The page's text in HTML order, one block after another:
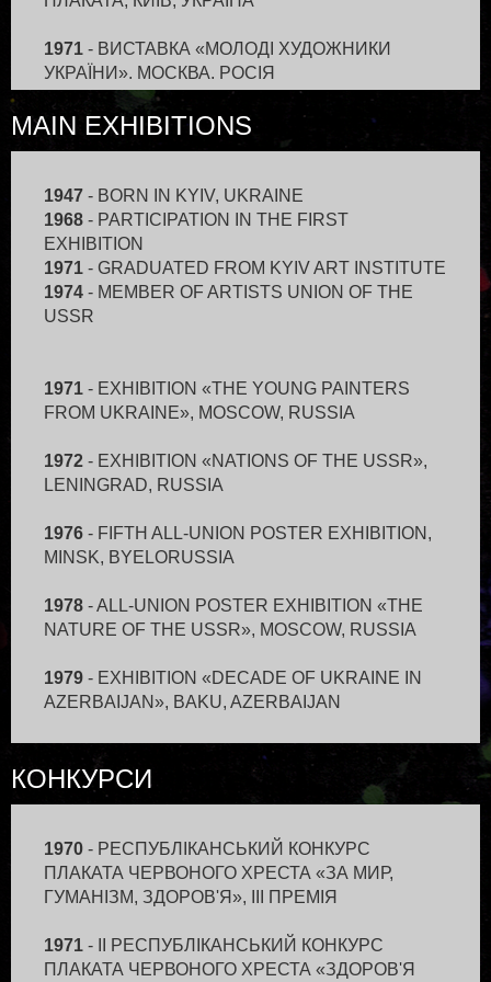
1971 - ВИСТАВКА «МОЛОДІ ХУДОЖНИКИ
УКРАЇНИ», МОСКВА, РОСІЯ
- РЕСПУБЛІКАНСЬКА ВИСТАВКА «10 РОКІВ
АГІТПЛАКАТА», КИЇВ, УКРАЇНА
РОБІТ, ЛЕНІНГРАД, РОСІЯ
- ВСЕСОЮЗНА ВИСТАВКА ДИПЛОМНИХ РОБІТ,
ЛЕНІНГРАД, РОСІЯ
- ВСЕСОЮЗНА ВИСТАВКА «НАРОДИ СРСР»,
ЛЕНІНГРАД, РОСІЯ
- РЕСПУБІКАНСЬКА ВИСТАВКА ХУДОЖНИКІВ
- ОБЛАСНА ВИСТАВКА ГРАФІКИ, КИЇВ, УКРАЇНА
ВАРТІ БАТЬКІВЩИНИ», КИЇВ, УКРАЇНА
- РЕСПУБЛІКАНСЬКА ВИСТАВКА «МОЛОДІ
- ОБЛАСНА ВИСТАВКА «30 РОКІВ
ВИЗВОЛЕННЯ КИЄВА ВІД НІМЕЦЬКО-
1974 - ДРУГА РЕСПУБЛІКАНСЬКА ВИСТАВКА
- РЕСПУБЛІКАНСЬКА ВИСТАВКА «30 РОКІВ
ВИЗВОЛЕННЯ УКРАЇНИ ВІД НІМЕЦЬКО-
1975- РЕСПУБЛІКАНСЬКА ВИСТАВКА «30
РОКІВ ПЕРЕМОГИ РАДЯНСЬКОГО СОЮЗУ В
1976- ВИСТАВКА ПЛАКАТА «ХУДОЖНИКИ –
ПАРТІЇ», КИЇВ, УКРАЇНА
БІЛОРУСЬ
- РЕСПУБЛІКАНСЬКА ВИСТАВКА «МОЛОДІ
MAIN EXHIBITIONS
1947 - BORN IN KYIV, UKRAINE
1968 - PARTIСIPATION IN THE FIRST
EXHIBITION
1971 - GRADUATED FROM KYIV ART INSTITUTE
1974 - MEMBER OF ARTISTS UNION OF THE
USSR
1971 - EXHIBITION «THE YOUNG PAINTERS
FROM UKRAINE», MOSCOW, RUSSIA
1972 - EXHIBITION «NATIONS OF THE USSR»,
LENINGRAD, RUSSIA
1976 - FIFTH ALL-UNION POSTER EXHIBITION,
MINSK, BYELORUSSIA
1978 - ALL-UNION POSTER EXHIBITION «THE
NATURE OF THE USSR», MOSCOW, RUSSIA
1979 - EXHIBITION «DECADE OF UKRAINE IN
AZERBAIJAN», BAKU, AZERBAIJAN
- POSTERS AND GRAPHIC ARTS
PERSONAL EXHIBITION, KYIV, UKRAINE
POSTERS «OSWIECIM», POLAND
1984- EXHIBITION OF SOVIET POSTERS, SYRIA
1984 - IX-X POSTER BIENNALE, WARSAW,
POLAND
КОНКУРСИ
1970 - РЕСПУБЛІКАНСЬКИЙ КОНКУРС
ПЛАКАТА ЧЕРВОНОГО ХРЕСТА «ЗА МИР,
ГУМАНІЗМ, ЗДОРОВ'Я», III ПРЕМІЯ
1971 - II РЕСПУБЛІКАНСЬКИЙ КОНКУРС
ПЛАКАТА ЧЕРВОНОГО ХРЕСТА «ЗДОРОВ'Я